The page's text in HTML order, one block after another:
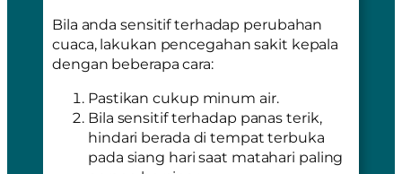
Bila anda sensitif terhadap perubahan
cuaca, lakukan pencegahan sakit kepala
dengan beberapa cara:
Pastikan cukup minum air.
Bila sensitif terhadap panas terik,
hindari berada di tempat terbuka
pada siang hari saat matahari paling